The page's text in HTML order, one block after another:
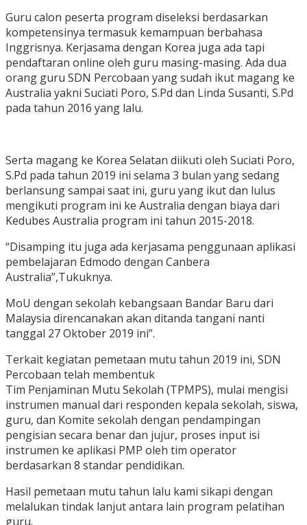
Guru calon peserta program diseleksi berdasarkan
kompetensinya termasuk kemampuan berbahasa
Inggrisnya. Kerjasama dengan Korea juga ada tapi
pendaftaran online oleh guru masing-masing. Ada dua
orang guru SDN Percobaan yang sudah ikut magang ke
Australia yakni Suciati Poro, S.Pd dan Linda Susanti, S.Pd
pada tahun 2016 yang lalu.
Serta magang ke Korea Selatan diikuti oleh Suciati Poro,
S.Pd pada tahun 2019 ini selama 3 bulan yang sedang
berlansung sampai saat ini, guru yang ikut dan lulus
mengikuti program ini ke Australia dengan biaya dari
Kedubes Australia program ini tahun 2015-2018.
“Disamping itu juga ada kerjasama penggunaan aplikasi
pembelajaran Edmodo dengan Canbera
Australia”,Tukuknya.
MoU dengan sekolah kebangsaan Bandar Baru dari
Malaysia direncanakan akan ditanda tangani nanti
tanggal 27 Oktober 2019 ini”.
Terkait kegiatan pemetaan mutu tahun 2019 ini, SDN
Percobaan telah membentuk
Tim Penjaminan Mutu Sekolah (TPMPS), mulai mengisi
instrumen manual dari responden kepala sekolah, siswa,
guru, dan Komite sekolah dengan pendampingan
pengisian secara benar dan jujur, proses input isi
instrumen ke aplikasi PMP oleh tim operator
berdasarkan 8 standar pendidikan.
Hasil pemetaan mutu tahun lalu kami sikapi dengan
melalukan tindak lanjut antara lain program pelatihan
guru.